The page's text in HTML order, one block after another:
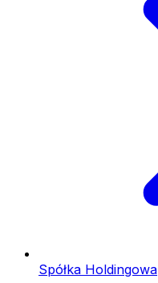
Spółka Holdingowa